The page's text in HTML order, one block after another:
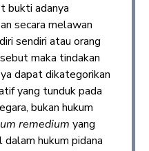
bukti adanya
secara melawan
sendiri atau orang
maka tindakan
dapat dikategorikan
yang tunduk pada
bukan hukum
remedium yang
dalam hukum pidana